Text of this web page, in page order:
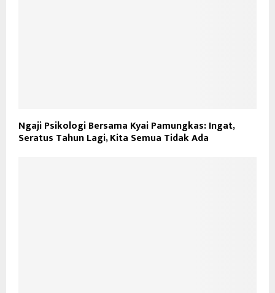
Ngaji Psikologi Bersama Kyai Pamungkas: Ingat,
Seratus Tahun Lagi, Kita Semua Tidak Ada